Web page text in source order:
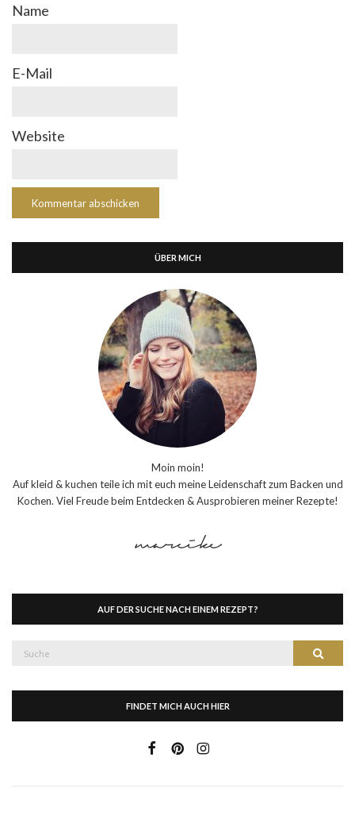
Name
E-Mail
Website
ÜBER MICH
Moin moin!
Auf kleid & kuchen teile ich mit euch meine Leidenschaft zum Backen und
Kochen. Viel Freude beim Entdecken & Ausprobieren meiner Rezepte!
AUF DER SUCHE NACH EINEM REZEPT?
Suche
FINDET MICH AUCH HIER